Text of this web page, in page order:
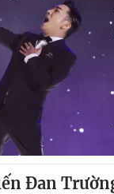
Đan